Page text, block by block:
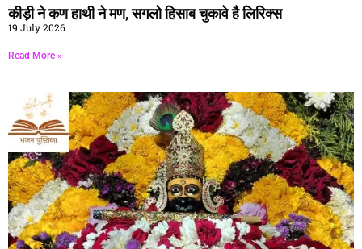
कीड़ी ने कण हाथी ने मण, सगलो हिसाब चुकावे है लिरिक्स
19 July 2026
Read More »